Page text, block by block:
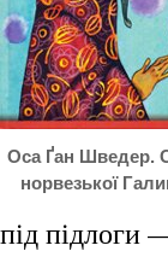
Оса Ґан Шведер.
норвезької
під підлоги